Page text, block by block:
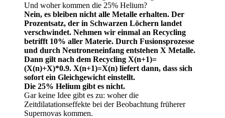
Und woher kommen die 25% Helium?
Nein, es bleiben nicht alle Metalle erhalten. Der
Prozentsatz, der in Schwarzen Löchern landet
verschwindet. Nehmen wir einmal an Recycling
betrifft 10% aller Materie. Durch Fusionsprozesse
und durch Neutroneneinfang entstehen X Metalle.
Dann gilt nach dem Recycling X(n+1)=
(X(n)+X)*0.9. X(n+1)=X(n) liefert dann, dass sich
sofort ein Gleichgewicht einstellt.
Die 25% Helium gibt es nicht.
Gar keine Idee gibt es zu: woher die
Zeitdilatationseffekte bei der Beobachtung früherer
Supernovas kommen.